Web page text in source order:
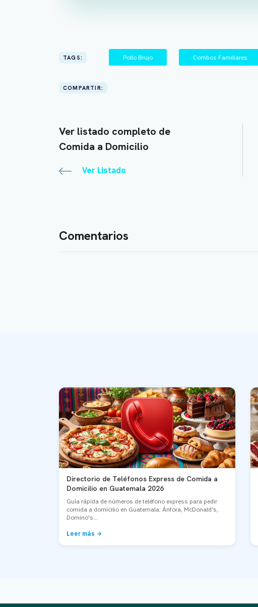
TAGS: Pollo Brujo Combos Familiares
COMPARTIR:
Ver listado completo de
Comida a Domicilio
Ver Listado
Comentarios
Directorio de Teléfonos Express de Comida a
Domicilio en Guatemala 2026
Guía rápida de números de teléfono express para pedir
comida a domicilio en Guatemala: Ánfora, McDonald's,
Domino's...
Leer más →